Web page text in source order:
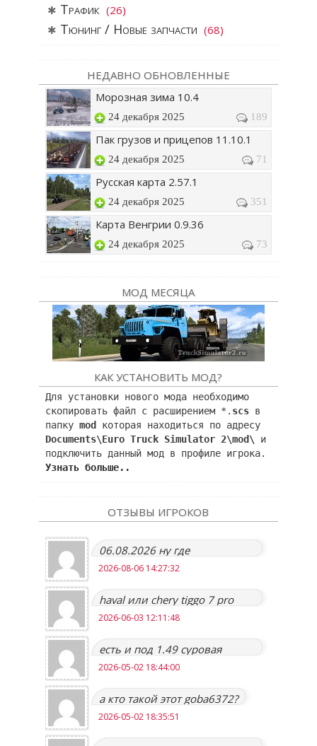
Трафик (26)
Тюнинг / Новые запчасти (68)
НЕДАВНО ОБНОВЛЕННЫЕ
Морозная зима 10.4
24 декабря 2025 189
Пак грузов и прицепов 11.10.1
24 декабря 2025 71
Русская карта 2.57.1
24 декабря 2025 351
Карта Венгрии 0.9.36
24 декабря 2025 73
МОД МЕСЯЦА
КАК УСТАНОВИТЬ МОД?
Для установки нового мода необходимо
скопировать файл с расширением *. scsв
папку mod
которая находиться по адресу
Documents\Euro Truck Simulator 2\mod\ и
подключить данный мод в профиле игрока.
Узнать больше..
ОТЗЫВЫ ИГРОКОВ
06.08.2026 ну где
обновление то?:(
2026-08-06 14:27:32
haval или chery tiggo 7 pro
2026-06-03 12:11:48
есть и под 1.49 суровая
россия r6 где не надо
отключать ни
2026-05-02 18:44:00
а кто такой этот goba6372?
2026-05-02 18:35:51